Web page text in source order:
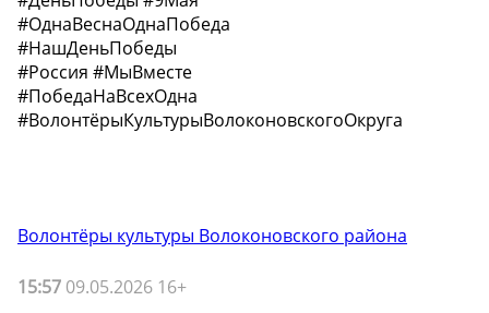
#ОднаВеснаОднаПобеда
#НашДеньПобеды
#Россия #МыВместе
#ПобедаНаВсехОдна
#ВолонтёрыКультурыВолоконовскогоОкруга
Волонтёры культуры Волоконовского района
15:57 09.05.2026 16+